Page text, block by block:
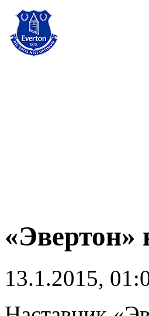
«Эвертон»
13.1.2015,